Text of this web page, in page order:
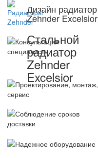
Дизайн радиатор
Zehnder Excelsior
Стальной
радиатор
Zehnder
Excelsior